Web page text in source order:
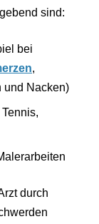
sind:
bei
,
und Nacken)
durch